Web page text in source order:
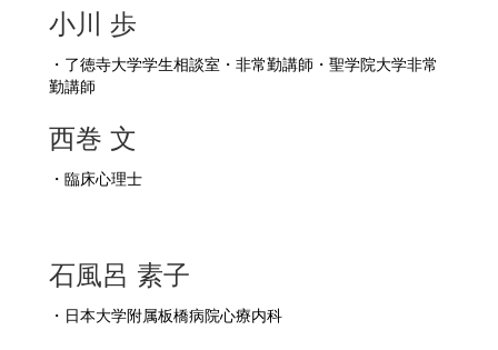
小川 歩
・了徳寺大学学生相談室・非常勤講師・聖学院大学非常
勤講師
西巻 文
・臨床心理士
石風呂 素子
・日本大学附属板橋病院心療内科